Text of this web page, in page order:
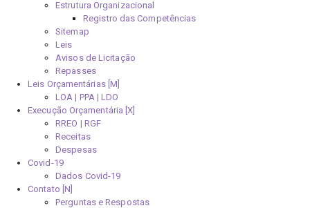
Estrutura Organizacional
Registro das Competências
Sitemap
Leis
Avisos de Licitação
Repasses
Leis Orçamentárias [M]
LOA | PPA | LDO
Execução Orçamentária [X]
RREO | RGF
Receitas
Despesas
Covid-19
Dados Covid-19
Contato [N]
Perguntas e Respostas